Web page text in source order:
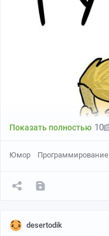
Показать полностью 10
Юмор Программирование
desertodik